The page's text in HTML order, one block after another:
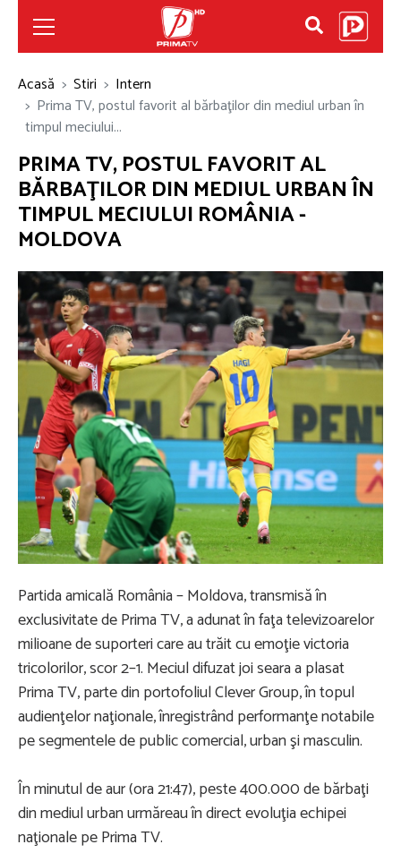
Acasă Stiri
Intern
Prima TV, postul favorit al bărbaţilor din mediul urban în
timpul meciului...
PRIMA TV, POSTUL FAVORIT AL
BĂRBAŢILOR DIN MEDIUL URBAN ÎN
TIMPUL MECIULUI ROMÂNIA -
MOLDOVA
Partida amicală România – Moldova, transmisă în
exclusivitate de Prima TV, a adunat în faţa televizoarelor
milioane de suporteri care au trăit cu emoţie victoria
tricolorilor, scor 2–1. Meciul difuzat joi seara a plasat
Prima TV, parte din portofoliul Clever Group, în topul
audienţelor naţionale, înregistrând performanţe notabile
pe segmentele de public comercial, urban şi masculin.
În minutul de aur (ora 21:47), peste 400.000 de bărbaţi
din mediul urban urmăreau în direct evoluţia echipei
naţionale pe Prima TV.